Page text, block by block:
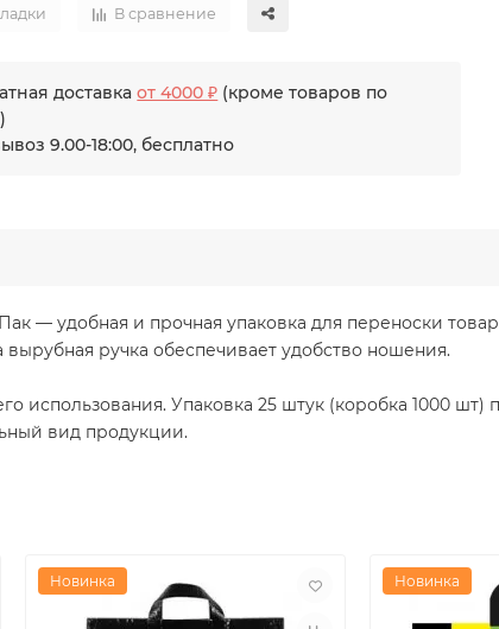
В сравнение
доставкаот 4000 ₽ (кроме товаров по
9.00-18:00, бесплатно
— удобная и прочная упаковка для переноски
ручка обеспечивает удобство ношения.
Упаковка 25 штук (коробка 1000 шт)
вид продукции.
Новинка Новинка